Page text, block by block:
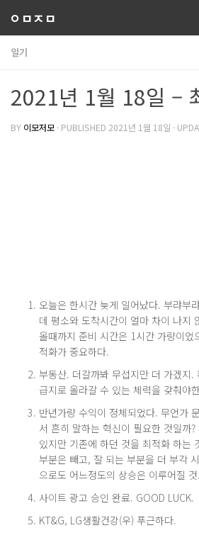
ㅇㅁㅈㅁ
일기
2021년 1월 18일 –
BY 이모저모 · PUBLISHED 2021년 1월 18일 ·
오늘은 한시간 늦게 일어났다. 부랴부
데 평소와 도착시간이 얼마 차이 나지
올때까지 준비 시간은 1시간 가량이었
적화가 중요하다.
부동산. 더갈까봐 무섭지만 더 가겠지.
급지로 올라갈 수 있는 체력을 갖춰야
반년가량 수익이 정체되었다. 무언가
서 흔히 말하는 혁신이 필요한 것일까
있지만 기존에 하던 것을 최적화 하는
부분은 빼고, 잘 되는 부분을 더 부각
으로도 어느정도의 상승은 이루어질 것.
사이트 광고 승인 완료. GOOD LUCK.
KT&G, LG생활건강(우) 푸근하다.